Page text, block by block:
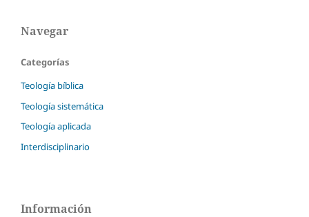
Navegar
Categorías
Teología bíblica
Teología sistemática
Teología aplicada
Interdisciplinario
Información